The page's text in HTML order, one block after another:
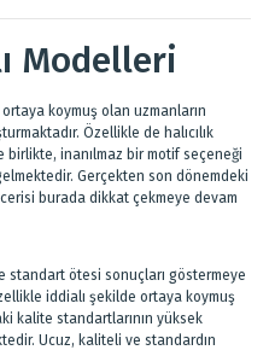
Modelleri
ortaya koymuş olan uzmanların
Özellikle de halıcılık
birlikte, inanılmaz bir motif seçeneği
Gerçekten son dönemdeki
burada dikkat çekmeye devam
standart ötesi sonuçları göstermeye
iddialı şekilde ortaya koymuş
kalite standartlarının yüksek
Ucuz, kaliteli ve standardın